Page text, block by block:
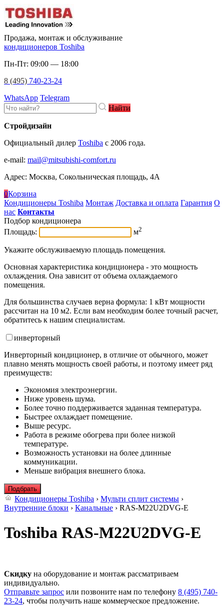
Продажа, монтаж и обслуживание
кондиционеров Toshiba
Пн-Пт: 09:00 — 18:00
8 (495) 740-23-24
WhatsApp Telegram
Найти
Стройдизайн
Официальный дилер Toshiba c 2006 года.
e-mail: mail@mitsubishi-comfort.ru
Адрес: Москва, Сокольническая площадь, 4А
0Корзина
Кондиционеры Toshiba Монтаж Доставка и оплата Гарантия О
нас Контакты
Подбор кондиционера
Площадь:
м2
Укажите обслуживаемую площадь помещения.
Основная характеристика кондиционера - это мощность
охлаждения. Она зависит от объема охлаждаемого
помещения.
Для большинства случаев верна формула: 1 кВт мощности
рассчитан на 10 м2. Если вам необходим более точный расчет,
обратитесь к нашим специалистам.
инверторный
Инверторный кондиционер, в отличие от обычного, может
плавно менять мощность своей работы, и поэтому имеет ряд
преимуществ:
Экономия электроэнергии.
Ниже уровень шума.
Более точно поддерживается заданная температура.
Быстрее охлаждает помещение.
Выше ресурс.
Работа в режиме обогрева при более низкой
температуре.
Возможность установки на более длинные
коммуникации.
Меньше вибрация внешнего блока.
Подбрать
Кондиционеры Toshiba › Мульти сплит системы ›
Внутренние блоки › Канальные › RAS-M22U2DVG-E
Toshiba RAS-M22U2DVG-E
Скидку на оборудование и монтаж рассматриваем
индивидуально.
Отправьте запрос или позвоните нам по телефону 8 (495) 740-
23-24, чтобы получить наше коммерческое предложение.